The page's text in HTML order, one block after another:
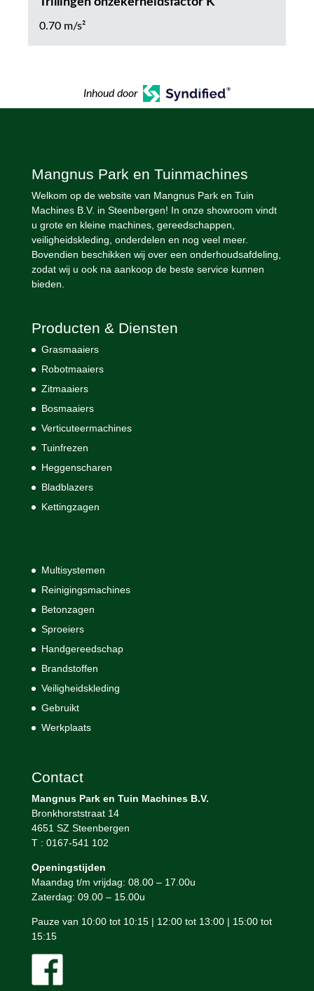
0.70 m/s²
Inhoud door
Mangnus Park en Tuinmachines
Welkom op de website van Mangnus Park en Tuin
Machines B.V. in Steenbergen! In onze showroom vindt
u grote en kleine machines, gereedschappen,
veiligheidskleding, onderdelen en nog veel meer.
Bovendien beschikken wij over een onderhoudsafdeling,
zodat wij u ook na aankoop de beste service kunnen
bieden.
Producten & Diensten
Grasmaaiers
Robotmaaiers
Zitmaaiers
Bosmaaiers
Verticuteermachines
Tuinfrezen
Heggenscharen
Bladblazers
Kettingzagen
Multisystemen
Reinigingsmachines
Betonzagen
Sproeiers
Handgereedschap
Brandstoffen
Veiligheidskleding
Gebruikt
Werkplaats
Contact
Mangnus Park en Tuin Machines B.V.
Bronkhorststraat 14
4651 SZ Steenbergen
T : 0167-541 102
Openingstijden
Maandag t/m vrijdag: 08.00 – 17.00u
Zaterdag: 09.00 – 15.00u
Pauze van 10:00 tot 10:15 | 12:00 tot 13:00 | 15:00 tot
15:15